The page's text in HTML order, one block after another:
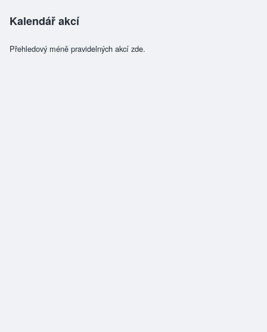
Kalendář akcí
Přehledový méně pravidelných akcí zde.